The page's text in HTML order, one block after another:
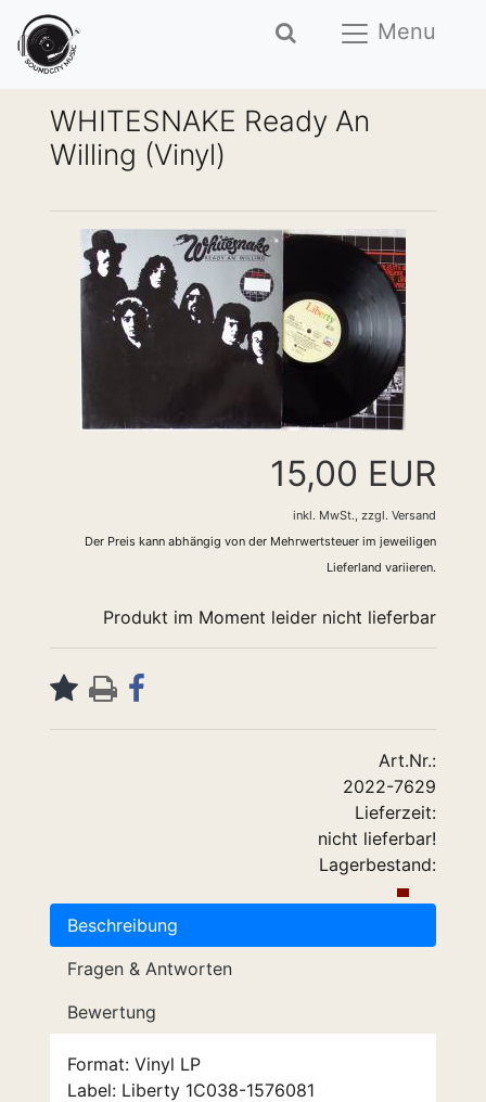
Menu
WHITESNAKE Ready An
Willing (Vinyl)
15,00 EUR
inkl. MwSt., zzgl. Versand
Der Preis kann abhängig von der Mehrwertsteuer im jeweiligen
Lieferland variieren.
Produkt im Moment leider nicht lieferbar
Art.Nr.:
2022-7629
Lieferzeit:
nicht lieferbar!
Lagerbestand:
Beschreibung
Fragen & Antworten
Bewertung
Format: Vinyl LP
Label: Liberty 1C038-1576081